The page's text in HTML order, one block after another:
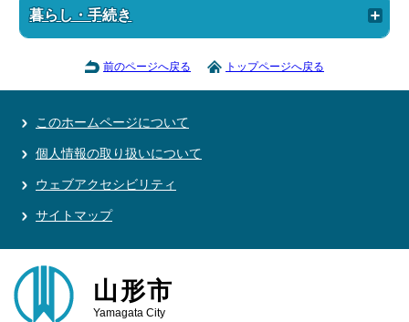
暮らし・手続き
前のページへ戻る トップページへ戻る
このホームページについて
個人情報の取り扱いについて
ウェブアクセシビリティ
サイトマップ
山形市
Yamagata City